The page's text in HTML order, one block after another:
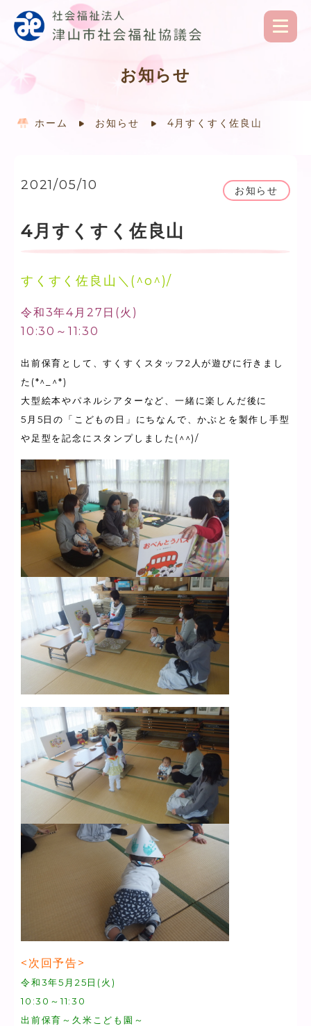
お知らせ
ホーム お知らせ 4月すくすく佐良山
2021/05/10 お知らせ
4月すくすく佐良山
すくすく佐良山＼(^o^)/
令和3年4月27日(火)
10:30～11:30
出前保育として、すくすくスタッフ2人が遊びに行きまし
た(*^_^*)
大型絵本やパネルシアターなど、一緒に楽しんだ後に
5月5日の「こどもの日」にちなんで、かぶとを製作し手型
や足型を記念にスタンプしました(^^)/
<次回予告>
令和3年5月25日(火)
10:30～11:30
出前保育～久米こども園～